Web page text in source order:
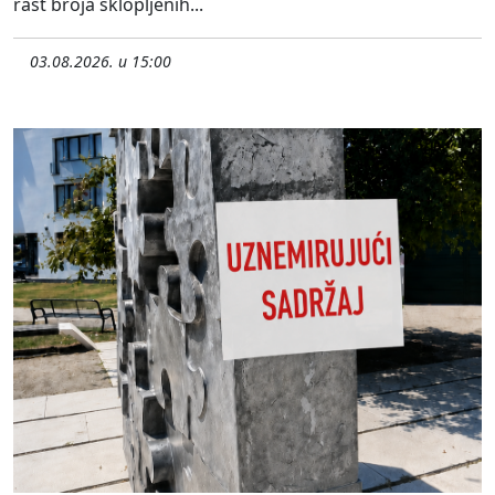
03.08.2026. u 15:00